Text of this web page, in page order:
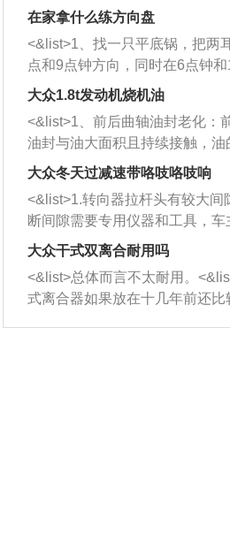
者是细棍，直接将杂物给取出来
堵塞情况比较严重，也可以采取
施。 <&list>2、直接利用木棍将
杂物推到排气管里面的位置处，
三元催化器拆解开，就可以将堵
西取出来。但如果是因为积碳
的堵塞，就需要将三元催化器泡
洗剂对堵塞的情况得到解决，将
放在燃油箱中，与燃油混合后，
动时，就可以和汽油一起进入到
室，最后形成废气排出，就可以
催化器得到清洗，排气管堵塞的
能够得到解决。
在家拿什么练方向盘
<&list>1、找一只平底锅，把两
点和9点钟方向，同时在6点钟
方向做一个标记。 <&list>2、双
一圈半的练习，往右同样也要打
圈数。 <&list>3、最后强调要反
习，这样就可以形成肌肉记忆，
驾驶车辆时，不需要记忆也能打
向。
大众1.8t发动机烧机油
<&list>1、前后曲轴油封老化：
油封与油大面积且持续接触，油
和发动机内持续温度变化使其密
逐渐减弱，导致渗油或漏油。
活塞间隙过大：积碳会使活塞环
的间隙扩大，导致机油流入燃烧
造成烧机油。<&list>3、机油粘
机油粘度过小的话，同样会有
象，机油粘度过小具有很好的流
大众冬天过减速带咯吱咯吱响
<&list>1.转向器拉杆头有较大间
断间隙需要专用仪器和工具，车
无法制作，需要将车辆送到修理
店；<&list>2.车辆半轴套管防尘
裂，破裂后会出现漏油现象，使
损严重，磨损的半轴容易损坏，
响；<&list>3.稳定器的转向胶套
大众干式双离合耐用吗
<&list>总体而言不太耐用。
式离合器如果放在十几年前还比